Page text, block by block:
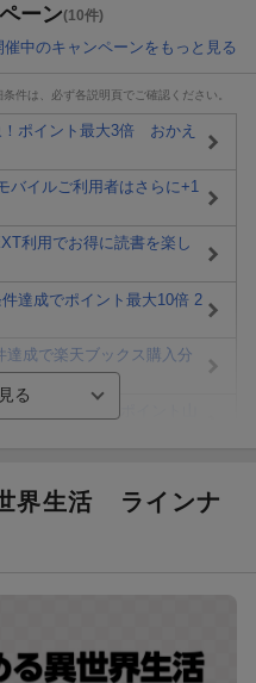
ーン(10件)
催中のキャンペーンをもっと見る
件は、必ず各説明頁でご確認ください。
！ポイント最大3倍 おかえ
バイルご利用者はさらに+1
利用でお得に読書を楽し
達成でポイント最大10倍 2
達成で楽天ブックス購入分
もらえる＆抽選で豪華景品
界生活 ラインナ